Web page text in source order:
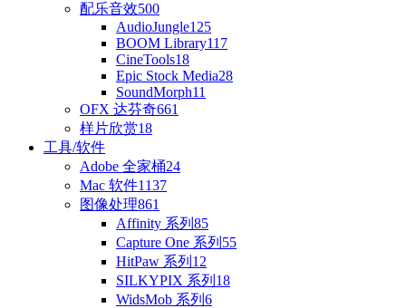
配乐音效500
AudioJungle125
BOOM Library117
CineTools18
Epic Stock Media28
SoundMorph11
OFX 达芬奇661
样片欣赏18
工具/软件
Adobe 全家桶24
Mac 软件1137
图像处理861
Affinity 系列 85
Capture One 系列 55
HitPaw 系列 12
SILKYPIX 系列 18
WidsMob 系列 6